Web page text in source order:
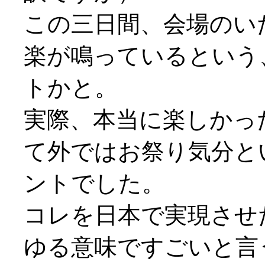
この三日間、会場の
楽が鳴っているとい
トかと。
実際、本当に楽しか
て外ではお祭り気分
ントでした。
コレを日本で実現さ
ゆる意味ですごいと